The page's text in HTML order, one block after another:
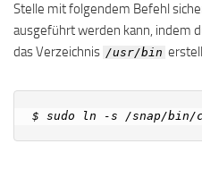
Stelle mit folgendem Befehl
ausgeführt werden kann, indem
das Verzeichnis /usr/bin